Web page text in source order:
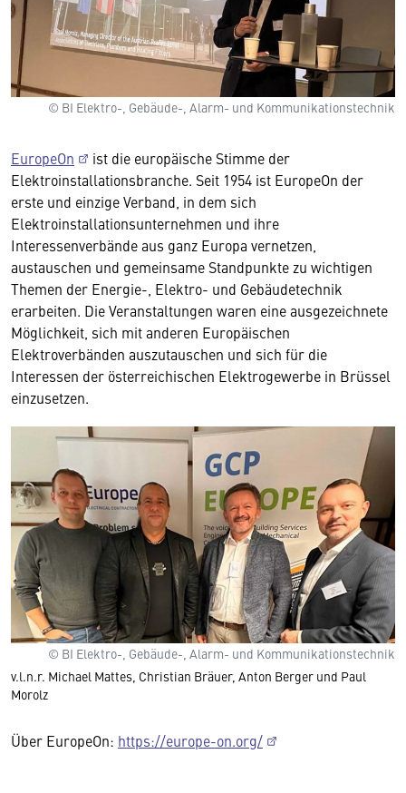
© BI Elektro-, Gebäude-, Alarm- und Kommunikationstechnik
EuropeOn
ist die europäische Stimme der
Elektroinstallationsbranche. Seit 1954 ist EuropeOn der
erste und einzige Verband, in dem sich
Elektroinstallationsunternehmen und ihre
Interessenverbände aus ganz Europa vernetzen,
austauschen und gemeinsame Standpunkte zu wichtigen
Themen der Energie-, Elektro- und Gebäudetechnik
erarbeiten. Die Veranstaltungen waren eine ausgezeichnete
Möglichkeit, sich mit anderen Europäischen
Elektroverbänden auszutauschen und sich für die
Interessen der österreichischen Elektrogewerbe in Brüssel
einzusetzen.
© BI Elektro-, Gebäude-, Alarm- und Kommunikationstechnik
v.l.n.r. Michael Mattes, Christian Bräuer, Anton Berger und Paul
Morolz
Über EuropeOn: https://europe-on.org/